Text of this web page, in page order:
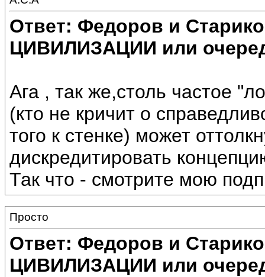
Ответ: Федоров и
ЦИВИЛИЗАЦИИ или
Ага , так же,столь частое
(кто не кричит о
того к стенке) может
дискредитировать
Так что - смотрите мою
Просто
Ответ: Федоров и
ЦИВИЛИЗАЦИИ или